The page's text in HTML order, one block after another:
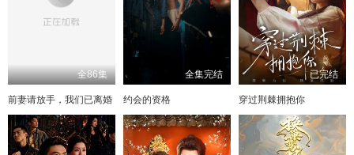
全86集
前妻请放手，我们已离婚
全集完结
约会的资格
已完结
穿过荆棘拥抱你